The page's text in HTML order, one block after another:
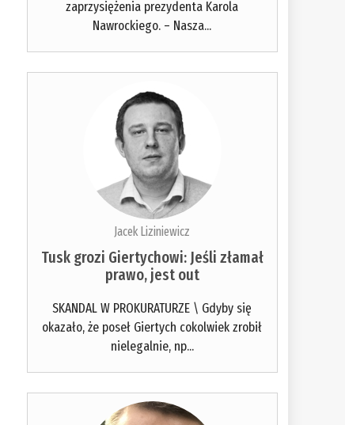
zaprzysiężenia prezydenta Karola
Nawrockiego. – Nasza...
Jacek Liziniewicz
Tusk grozi Giertychowi: Jeśli złamał
prawo, jest out
SKANDAL W PROKURATURZE \ Gdyby się
okazało, że poseł Giertych cokolwiek zrobił
nielegalnie, np...